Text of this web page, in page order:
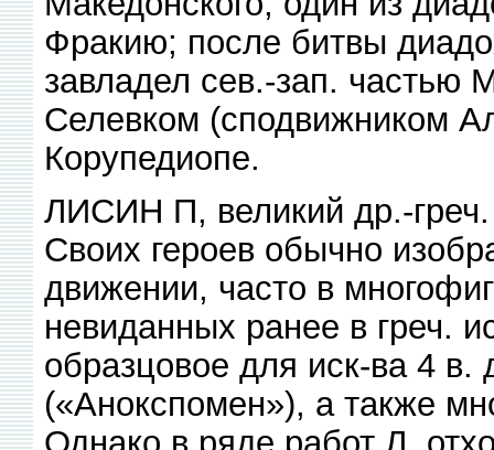
Фракию; после битвы
завладел сев.-зап. частью
Селевком (сподвижником
Корупедиопе.
ЛИСИН П, великий др.-греч.
Своих героев обычно
движении, часто в
невиданных ранее в греч.
образцовое для иск-ва 4 в.
(«Анокспомен»), а также